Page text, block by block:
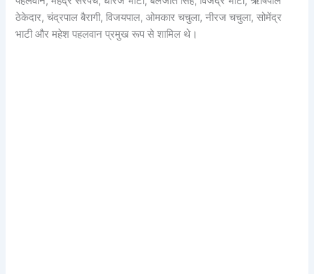
ठेकेदार, चंद्रपाल बैरागी, विजयपाल, ओमकार चचुला, नीरज चचुला, सोमेंद्र
भाटी और महेश पहलवान प्रमुख रूप से शामिल थे।